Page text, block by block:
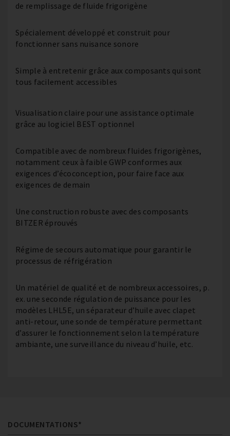
de remplissage de fluide frigorigène
Spécialement développé et construit pour
fonctionner sans nuisance sonore
Simple à entretenir grâce aux composants qui sont
tous facilement accessibles
Visualisation claire pour une assistance optimale
grâce au logiciel BEST optionnel
Compatible avec de nombreux fluides frigorigènes,
notamment ceux à faible GWP conformes aux
exigences d’écoconception, pour faire face aux
exigences de demain
Une construction robuste avec des composants
BITZER éprouvés
Régime de secours automatique pour garantir le
processus de réfrigération
Un matériel de qualité et de nombreux accessoires, p.
ex. une seconde régulation de puissance pour les
modèles LHL5E, un séparateur d’huile avec clapet
anti-retour, une sonde de température permettant
d’assurer le fonctionnement selon la température
ambiante, une surveillance du niveau d’huile, etc.
DOCUMENTATIONS*